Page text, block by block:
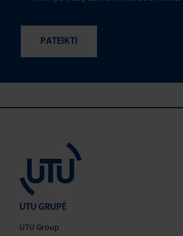
UTU GRUPĖ
UTU Group